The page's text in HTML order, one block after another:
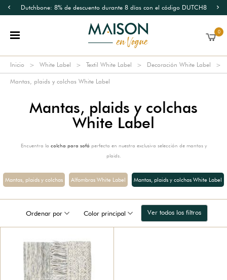
Dutchbone: 8% de descuento durante 8 días con el código DUTCH8
0
Inicio White Label Textil White Label Decoración White Label
Mantas, plaids y colchas White Label
Mantas, plaids y colchas
White Label
Encuentra la colcha para sofá perfecta en nuestra exclusiva selección de mantas y
plaids.
Mantas, plaids y colchas Alfombras White Label Mantas, plaids y colchas White Label
Ordenar por Color principal Ver todos los filtros